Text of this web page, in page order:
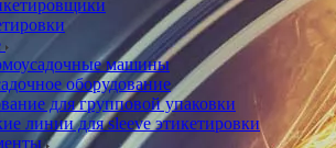
машины
оборудование
для групповой упаковки
линии для sleeve этикетировки